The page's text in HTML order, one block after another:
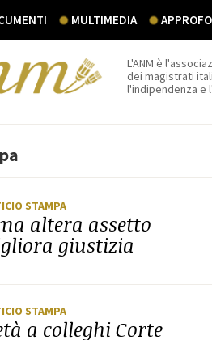
MULTIMEDIA
L'ANM è
dei magistrati
l'indipendenza e
STAMPA
altera assetto
giustizia
STAMPA
a colleghi Corte